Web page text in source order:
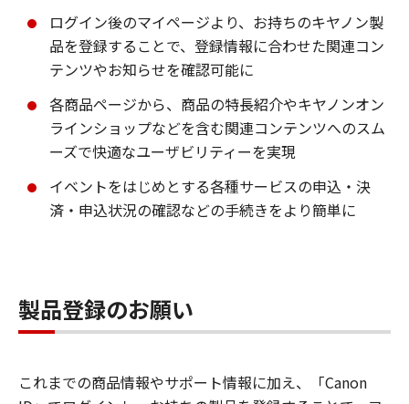
ログイン後のマイページより、お持ちのキヤノン製
品を登録することで、登録情報に合わせた関連コン
テンツやお知らせを確認可能に
各商品ページから、商品の特長紹介やキヤノンオン
ラインショップなどを含む関連コンテンツへのスム
ーズで快適なユーザビリティーを実現
イベントをはじめとする各種サービスの申込・決
済・申込状況の確認などの手続きをより簡単に
製品登録のお願い
これまでの商品情報やサポート情報に加え、「Canon